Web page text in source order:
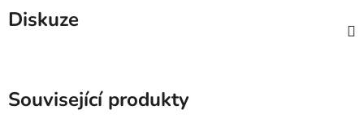
Diskuze
Související produkty